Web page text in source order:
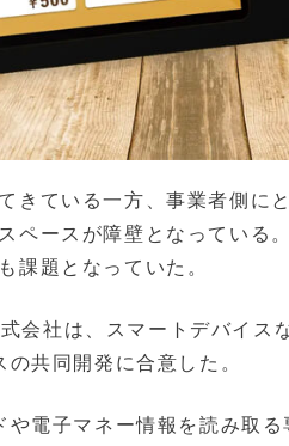
ている一方、事業者側に
ペースが障壁となっている
課題となっていた。
会社は、スマートデバイス
共同開発に合意した。
電子マネー情報を読み取